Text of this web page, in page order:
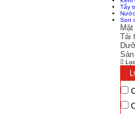
Tẩy
Son
Tái